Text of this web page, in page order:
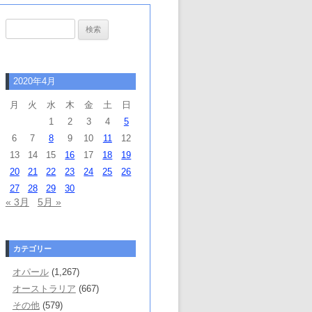
2020年4月
月 火 水 木 金 土
日
1
2 3 4
5
6
7 8 9 10 11
12
13
14 15 16 17 18
19
20
21 22 23 24 25
26
27
28 29 30
« 3月 5月 »
カテゴリー
オパール(1,267)
オーストラリア (667)
その他(579)